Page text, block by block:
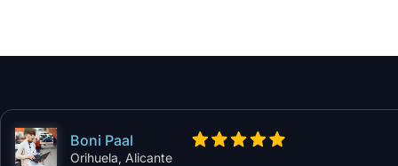
Boni Paal
Orihuela, Alicante